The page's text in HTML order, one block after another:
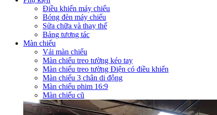
Điều khiển máy chiếu
Bóng đèn máy chiếu
Sửa chữa và thay thế
Bảng tương tác
Màn chiếu
Vải màn chiếu
Màn chiếu treo tường kéo tay
Màn chiếu treo tường Điện có điều khiển
Màn chiếu 3 chân di động
Màn chiếu phim 16:9
Màn chiếu cũ